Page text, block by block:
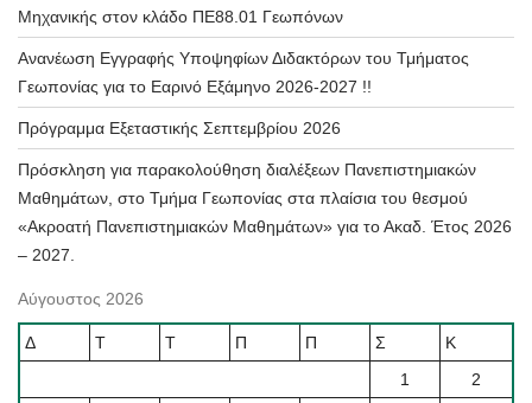
Μηχανικής στον κλάδο ΠΕ88.01 Γεωπόνων
Ανανέωση Εγγραφής Υποψηφίων Διδακτόρων του Τμήματος
Γεωπονίας για το Εαρινό Εξάμηνο 2026-2027 !!
Πρόγραμμα Εξεταστικής Σεπτεμβρίου 2026
Πρόσκληση για παρακολούθηση διαλέξεων Πανεπιστημιακών
Μαθημάτων, στο Τμήμα Γεωπονίας στα πλαίσια του θεσμού
«Ακροατή Πανεπιστημιακών Μαθημάτων» για το Ακαδ. Έτος 2026
– 2027.
Αύγουστος 2026
Δ Τ Τ Π Π Σ
Κ
1
2